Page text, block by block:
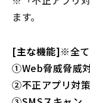
ます。
[主な機能]※全
①Web脅威脅威
②不正アプリ対